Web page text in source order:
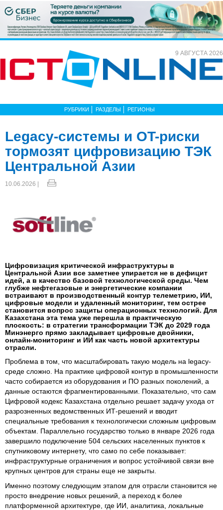
9 АВГУСТА 2026
РУБРИКИ РАЗДЕЛЫ РЕГИОНЫ
Legacy-системы и OT-риски
тормозят цифровизацию ТЭК
Центральной Азии
10.06.2026 |
Цифровизация критической инфраструктуры в
Центральной Азии все заметнее упирается не в дефицит
идей, а в качество базовой технологической среды. Чем
глубже нефтегазовые и энергетические компании
встраивают в производственный контур телеметрию, ИИ,
цифровые модели и удаленный мониторинг, тем острее
становится вопрос защиты операционных технологий. Для
Казахстана эта тема уже перешла в практическую
плоскость: в стратегии трансформации ТЭК до 2029 года
Минэнерго прямо закладывает цифровые двойники,
онлайн-мониторинг и ИИ как часть новой архитектуры
отрасли.
Проблема в том, что масштабировать такую модель на legacy-
среде сложно. На практике цифровой контур в промышленности
часто собирается из оборудования и ПО разных поколений, а
данные остаются фрагментированными. Показательно, что сам
Цифровой кодекс Казахстана отдельно решает задачу ухода от
разрозненных ведомственных ИТ-решений и вводит
специальные требования к технологически сложным цифровым
объектам. Параллельно государство только в январе 2026 года
завершило подключение 504 сельских населенных пунктов к
спутниковому интернету, что само по себе показывает:
инфраструктурные ограничения и вопрос устойчивой связи вне
крупных центров для страны еще не закрыты.
Именно поэтому следующим этапом для отрасли становится не
просто внедрение новых решений, а переход к более
платформенной архитектуре, где ИИ, аналитика, локальные